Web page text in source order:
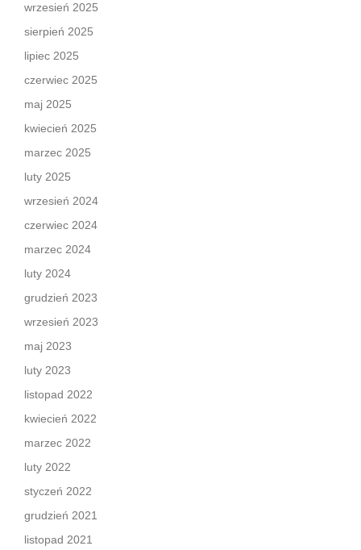
wrzesień 2025
sierpień 2025
lipiec 2025
czerwiec 2025
maj 2025
kwiecień 2025
marzec 2025
luty 2025
wrzesień 2024
czerwiec 2024
marzec 2024
luty 2024
grudzień 2023
wrzesień 2023
maj 2023
luty 2023
listopad 2022
kwiecień 2022
marzec 2022
luty 2022
styczeń 2022
grudzień 2021
listopad 2021